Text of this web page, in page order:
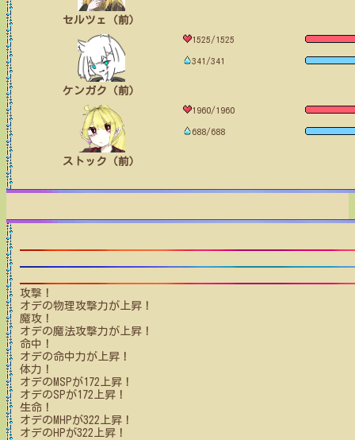
セルツェ（前）
ケンガク（前）
1525/1525
341/341
ストック（前）
1960/1960
688/688
攻撃！
オデの物理攻撃力が上昇！
魔攻！
オデの魔法攻撃力が上昇！
命中！
オデの命中力が上昇！
体力！
オデのMSPが172 上昇！
オデのSPが172 上昇！
生命！
オデのMHPが322 上昇！
オデのHPが322 上昇！